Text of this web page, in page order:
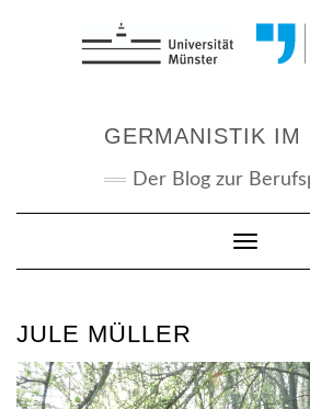
GERMANISTIK IM
Der Blog zur
Toggle
JULE MÜLLER